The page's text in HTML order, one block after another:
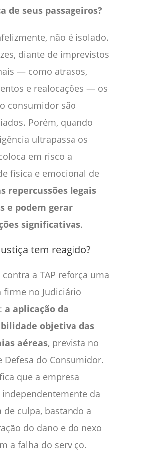
de seus passageiros?
não é isolado.
diante de imprevistos
— como atrasos,
e realocações — os
consumidor são
Porém, quando
ultrapassa os
em risco a
física e emocional de
repercussões legais
e podem gerar
significativas.
tem reagido?
contra a TAP reforça uma
firme no Judiciário
a aplicação da
objetiva das
aéreas, prevista no
Defesa do Consumidor.
que a empresa
da
de culpa, bastando a
do dano e do nexo
a falha do serviço.